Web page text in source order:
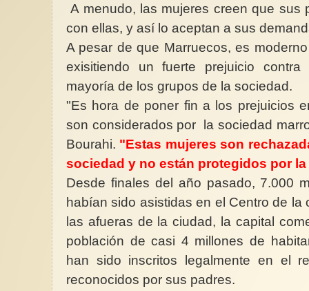
A menudo, las mujeres creen que sus
con ellas, y así lo aceptan a sus
A pesar de que Marruecos, es
exisitiendo un fuerte prejuicio
mayoría de los grupos de la sociedad.
"Es hora de poner fin a los prejuicios
son considerados por la sociedad
Bourahi. "Estas mujeres son
sociedad y no están protegidos por la
Desde finales del año pasado, 7.000
habían sido asistidas en el Centro de
las afueras de la ciudad, la capital
población de casi 4 millones de
han sido inscritos legalmente en el
reconocidos por sus padres.